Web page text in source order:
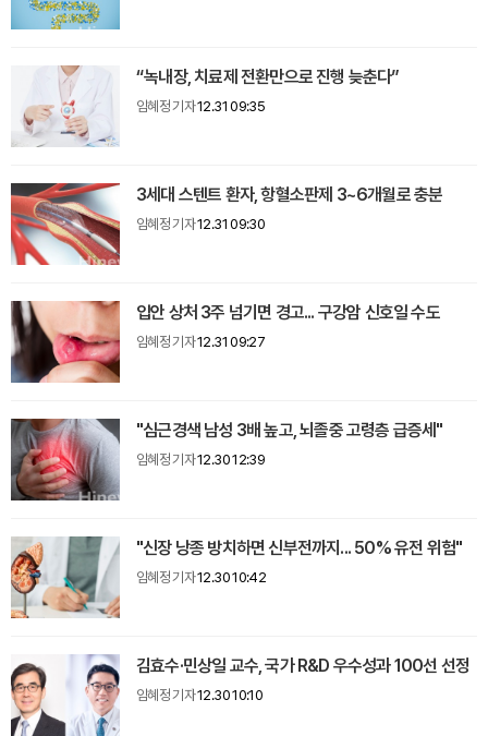
“녹내장, 치료제 전환만으로 진행 늦춘다”
임혜정 기자12.31 09:35
3세대 스텐트 환자, 항혈소판제 3~6개월로 충분
임혜정 기자12.31 09:30
입안 상처 3주 넘기면 경고... 구강암 신호일 수도
임혜정 기자12.31 09:27
"심근경색 남성 3배 높고, 뇌졸중 고령층 급증세"
임혜정 기자12.30 12:39
"신장 낭종 방치하면 신부전까지... 50% 유전 위험"
임혜정 기자12.30 10:42
김효수·민상일 교수, 국가 R&D 우수성과 100선 선정
임혜정 기자12.30 10:10